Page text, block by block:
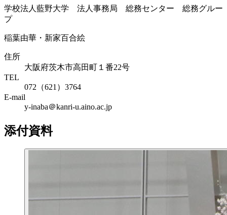
学校法人藍野大学 法人事務局 総務センター 総務グルー
プ
稲葉由華・新家百合絵
住所
大阪府茨木市高田町１番22号
TEL
072（621）3764
E-mail
y-inaba＠kanri-u.aino.ac.jp
添付資料